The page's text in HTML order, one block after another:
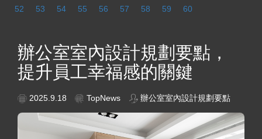
52
53 54 55 56 57 58 59 60
辦公室室內設計規劃要點，
提升員工幸福感的關鍵
2025.9.18 TopNews 辦公室室內設計規劃要點